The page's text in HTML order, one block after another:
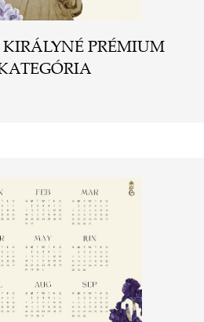
KIRÁLYNÉ PRÉMIUM